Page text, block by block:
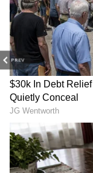
PREV
Read More
బద్దలవుతున్న
అనాల్సిందే!